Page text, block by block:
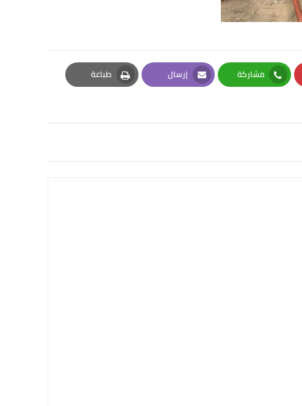
مشاركة
Whatsapp
إرسال
Email
طباعة
Print